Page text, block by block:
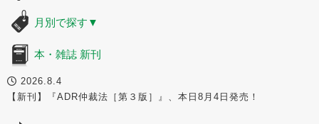
月別で探す ▼
本・雑誌 新刊
2026.8.4
【新刊】『ADR仲裁法［第３版］』、本日8月4日発売！